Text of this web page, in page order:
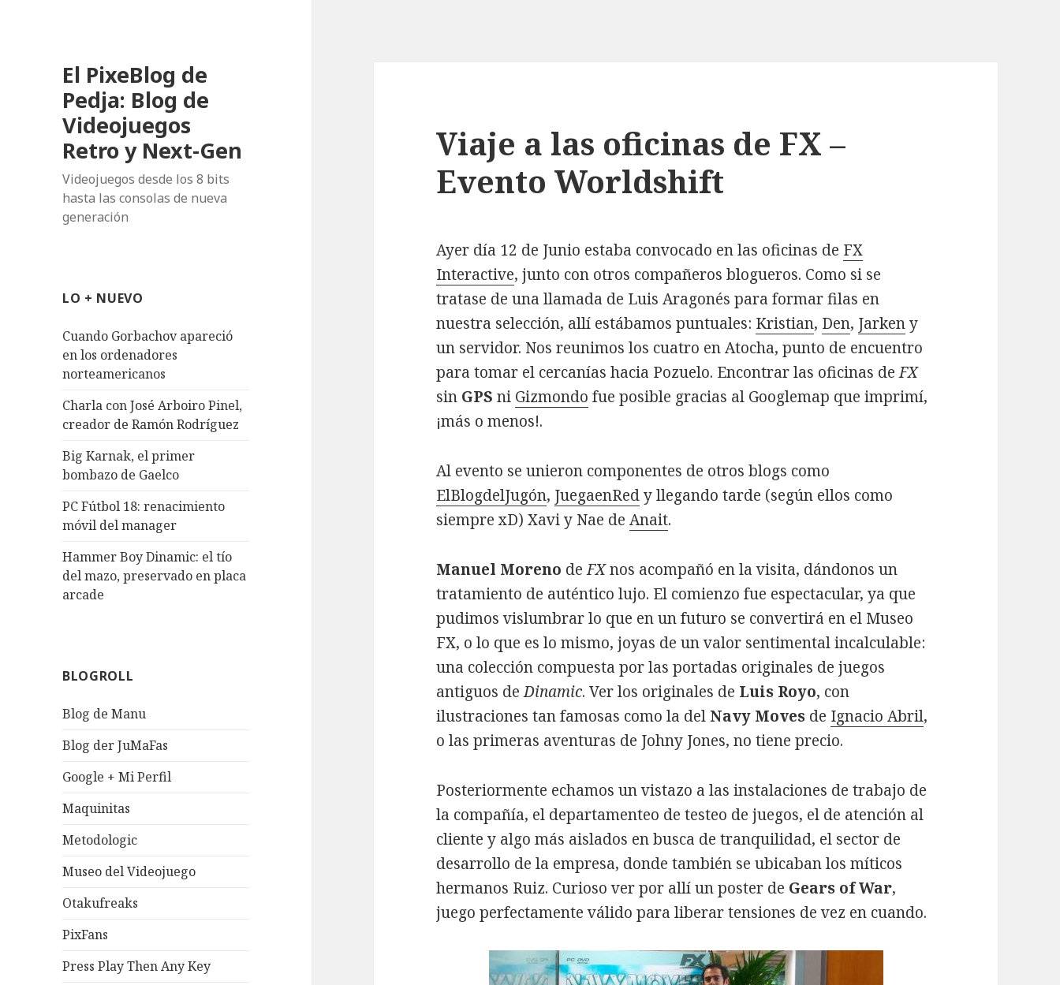
El PixeBlog de
Pedja: Blog de
Videojuegos
Retro y Next-Gen
Videojuegos desde los 8 bits
hasta las consolas de nueva
generación
LO + NUEVO
Cuando Gorbachov apareció
en los ordenadores
norteamericanos
Charla con José Arboiro Pinel,
creador de Ramón Rodríguez
Big Karnak, el primer
bombazo de Gaelco
PC Fútbol 18: renacimiento
móvil del manager
Hammer Boy Dinamic: el tío
del mazo, preservado en placa
arcade
BLOGROLL
Blog de Manu
Blog der JuMaFas
Google + Mi Perfil
Maquinitas
Metodologic
Museo del Videojuego
Otakufreaks
PixFans
Press Play Then Any Key
Viaje a las oficinas de FX –
Evento Worldshift
Ayer día 12 de Junio estaba convocado en las oficinas de FX
Interactive, junto con otros compañeros blogueros. Como si se
tratase de una llamada de Luis Aragonés para formar filas en
nuestra selección, allí estábamos puntuales: Kristian, Den, Jarkeny
un servidor. Nos reunimos los cuatro en Atocha, punto de encuentro
para tomar el cercanías hacia Pozuelo. Encontrar las oficinas deFX
sin GPS ni Gizmondo fue posible gracias al Googlemap que imprimí,
¡más o menos!.
Al evento se unieron componentes de otros blogs como
ElBlogdelJugón, JuegaenRedy llegando tarde (según ellos como
siempre xD) Xavi y Nae deAnait.
Manuel Moreno deFXnos acompañó en la visita, dándonos un
tratamiento de auténtico lujo. El comienzo fue espectacular, ya que
pudimos vislumbrar lo que en un futuro se convertirá en el Museo
FX, o lo que es lo mismo, joyas de un valor sentimental incalculable:
una colección compuesta por las portadas originales de juegos
antiguos deDinamic. Ver los originales de Luis Royo, con
ilustraciones tan famosas como la del Navy Moves de Ignacio Abril,
o las primeras aventuras de Johny Jones, no tiene precio.
Posteriormente echamos un vistazo a las instalaciones de trabajo de
la compañía, el departamenteo de testeo de juegos, el de atención al
cliente y algo más aislados en busca de tranquilidad, el sector de
desarrollo de la empresa, donde también se ubicaban los míticos
hermanos Ruiz. Curioso ver por allí un poster de Gears of War,
juego perfectamente válido para liberar tensiones de vez en cuando.